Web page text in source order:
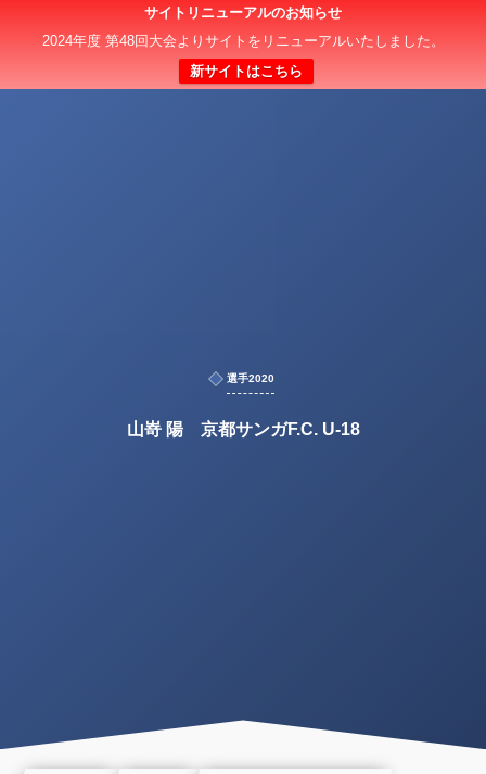
サイトリニューアルのお知らせ
2024年度 第48回大会よりサイトをリニューアルいたしました。
新サイトはこちら
選手2020
山嵜 陽 京都サンガF.C. U-18